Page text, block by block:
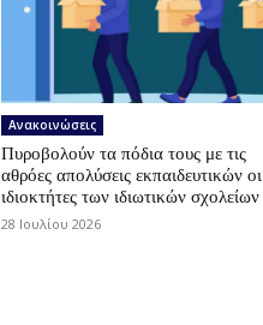
Ανακοινώσεις
Πυροβολούν τα πόδια τους με τις
αθρόες απολύσεις εκπαιδευτικών οι
ιδιοκτήτες των ιδιωτικών σχολείων
28 Ιουλίου 2026